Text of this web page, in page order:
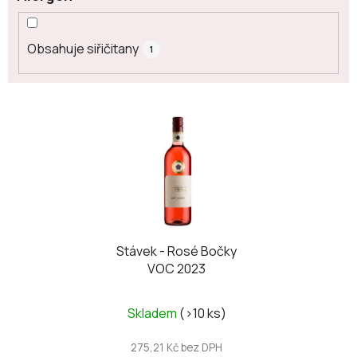
Obsahuje siřičitany 1
Stávek - Rosé Bočky
VOC 2023
Skladem (>10 ks)
275,21 Kč bez DPH